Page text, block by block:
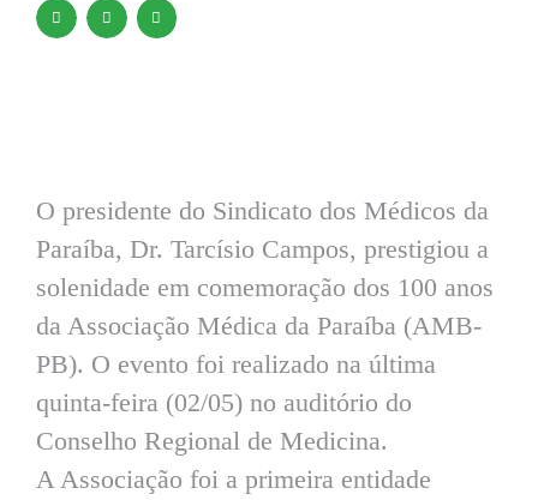
O presidente do Sindicato dos Médicos da
Paraíba, Dr. Tarcísio Campos, prestigiou a
solenidade em comemoração dos 100 anos
da Associação Médica da Paraíba (AMB-
PB). O evento foi realizado na última
quinta-feira (02/05) no auditório do
Conselho Regional de Medicina.
A Associação foi a primeira entidade